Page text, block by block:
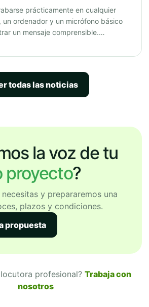
prácticamente en cualquier
un ordenador y un micrófono básico
un mensaje comprensible.…
todas las noticias
la voz de tu
proyecto?
y prepararemos una
plazos y condiciones.
propuesta
profesional? Trabaja con
nosotros